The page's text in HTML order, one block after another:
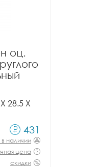
оц.
28.5 X
431
в наличии
цена
скидки